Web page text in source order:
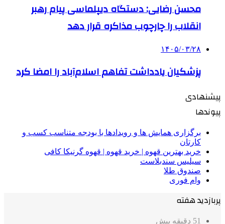
محسن رضایی: دستگاه دیپلماسی پیام رهبر
انقلاب را چارچوب مذاکره قرار دهد
۱۴۰۵/۰۳/۲۸
پزشکیان یادداشت تفاهم اسلام‌آباد را امضا کرد
پیشنهادی
پیوندها
برگزاری همایش ها و رویدادها با بودجه متناسب کسب و
کارتان
خرید بهترین قهوه | خرید قهوه | قهوه گرنیکا کافی
سیلیس سندبلاست
صندوق طلا
وام فوری
پربازدید هفته
51 دقیقه پیش